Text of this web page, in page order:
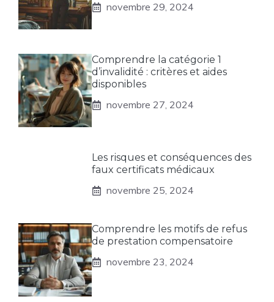
novembre 29, 2024
Comprendre la catégorie 1
d’invalidité : critères et aides
disponibles
novembre 27, 2024
Les risques et conséquences des
faux certificats médicaux
novembre 25, 2024
Comprendre les motifs de refus
de prestation compensatoire
novembre 23, 2024